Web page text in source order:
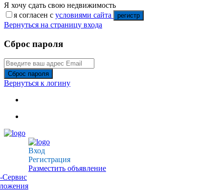
Я хочу сдать свою недвижимость
я согласен с условиями сайта регистр
Вернуться на страницу входа
Сброс пароля
Сброс пароля
Вернуться к логину
Вход
Регистрация
Разместить объявление